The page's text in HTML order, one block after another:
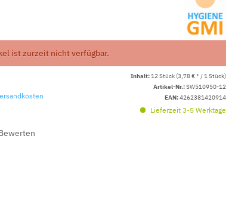
ist zurzeit nicht verfügbar.
Inhalt:12 Stück (3,78 € * / 1 Stück)
Artikel-Nr.:SW510950-12
EAN:4262381420914
Lieferzeit 3-5 Werktage